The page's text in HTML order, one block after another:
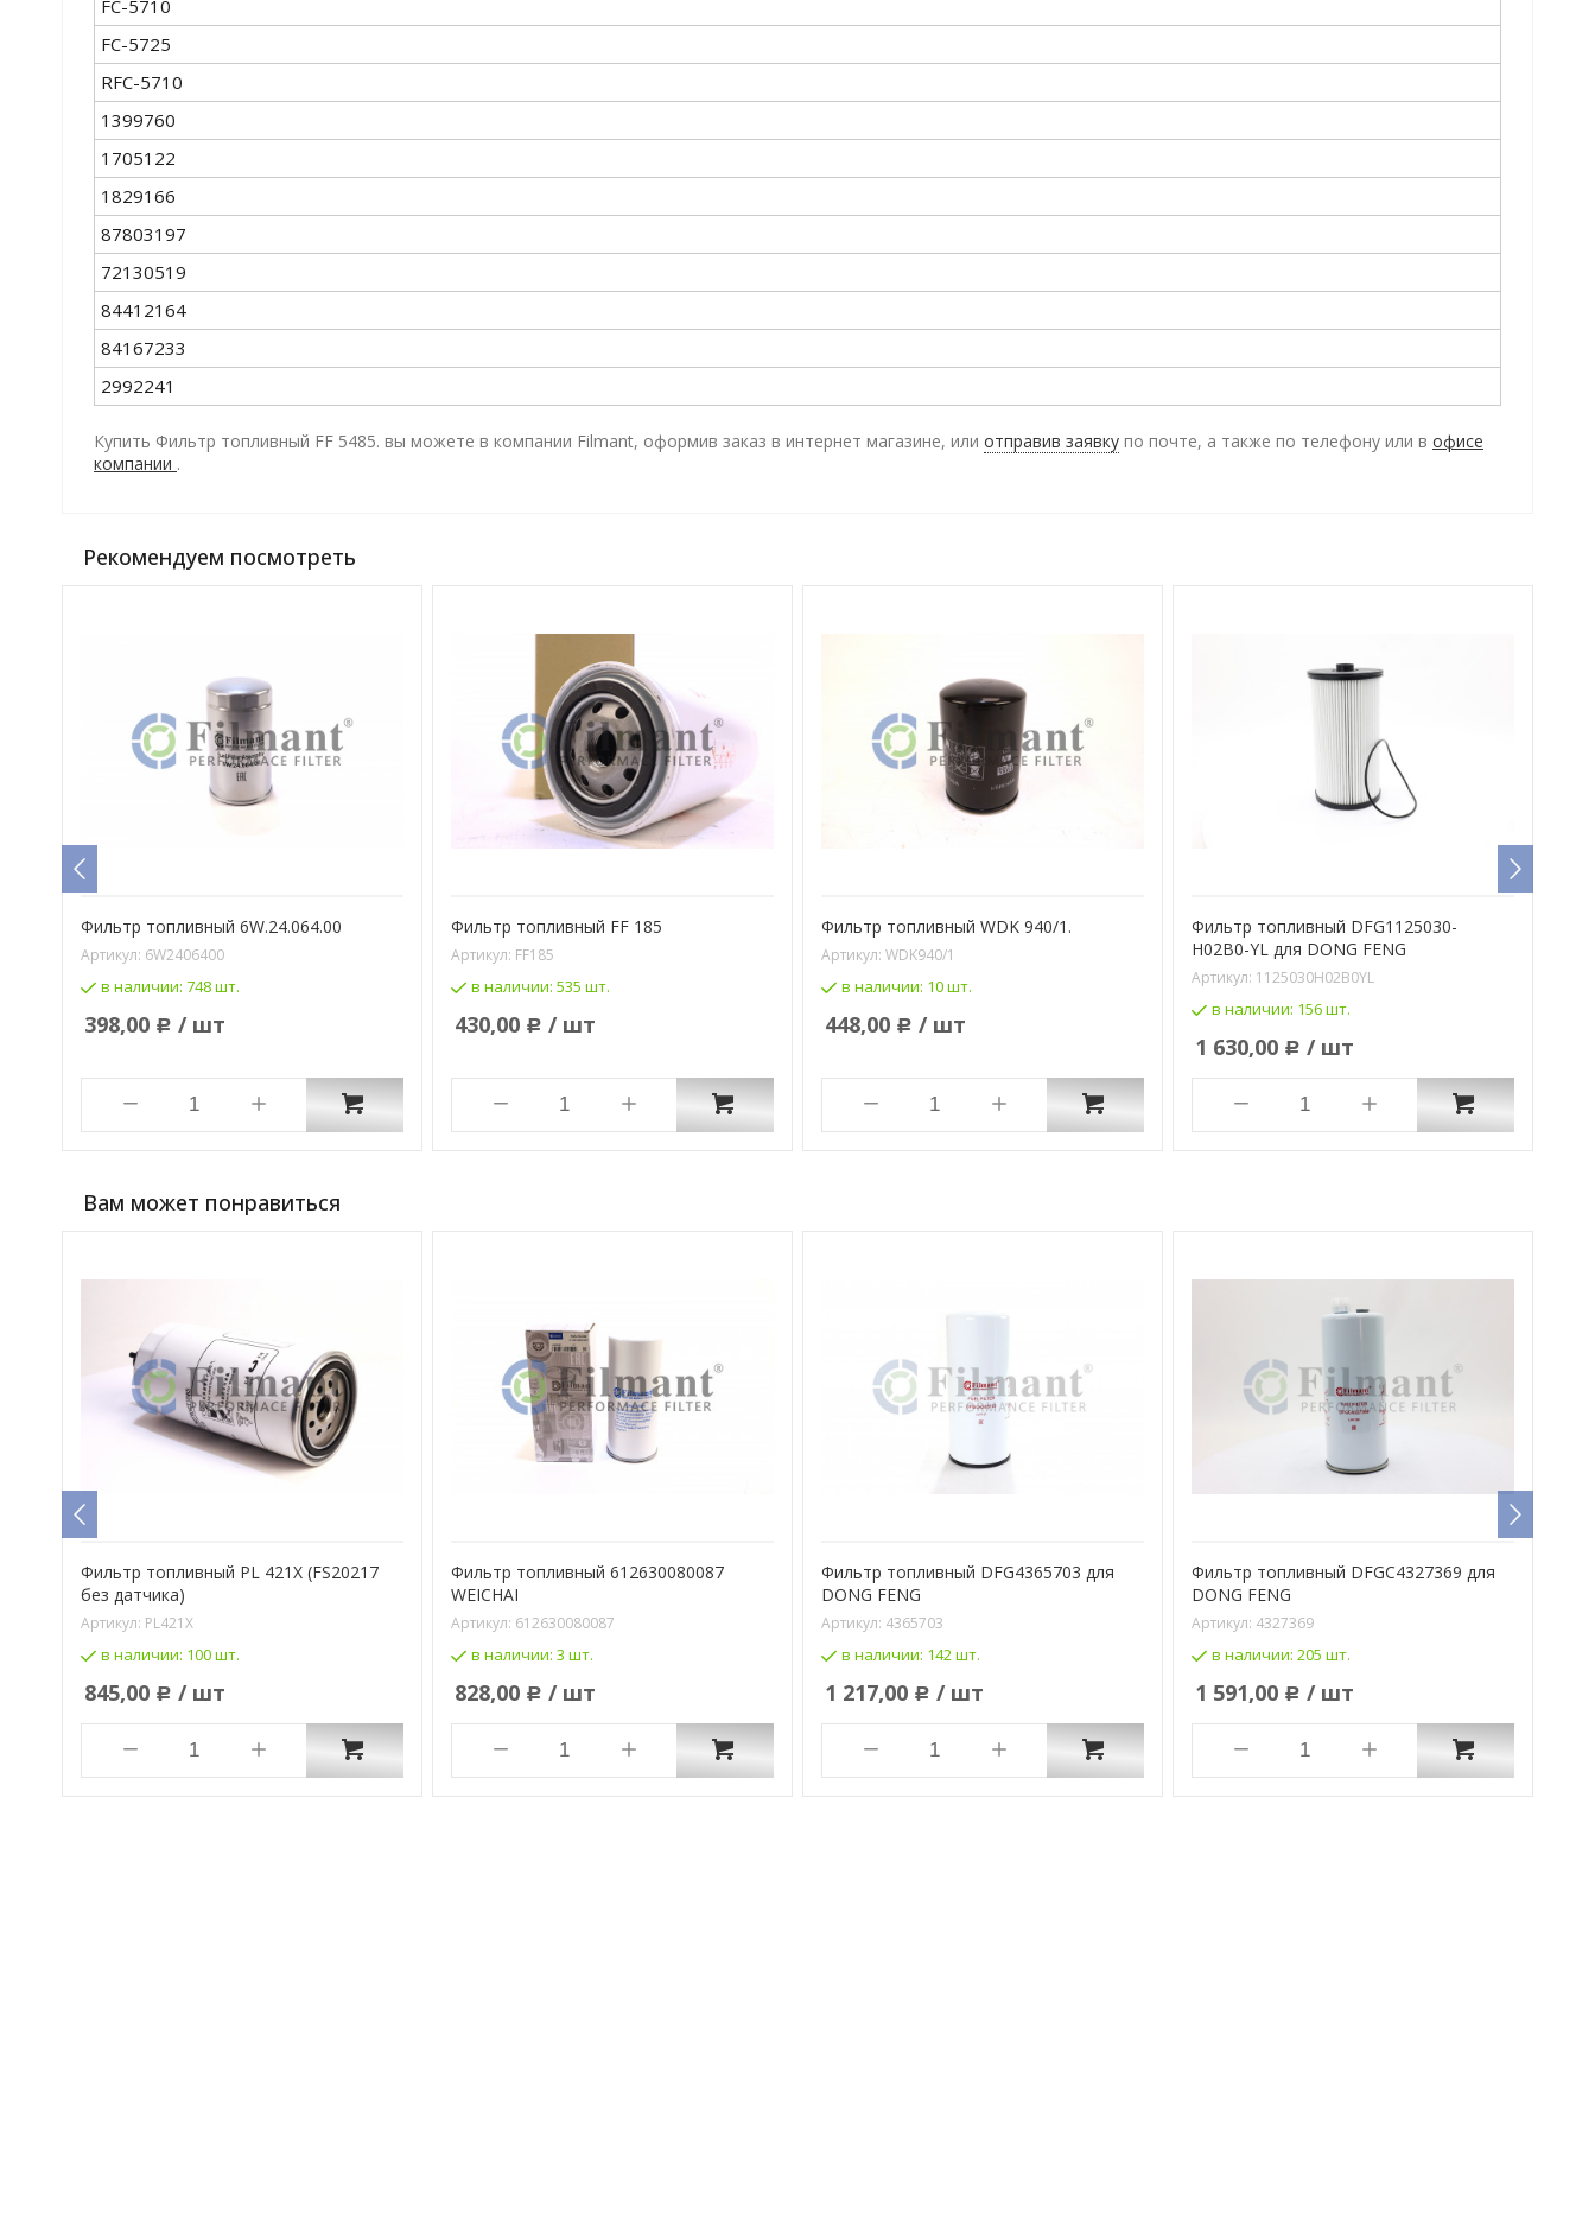
FC-5710
FC-5725
RFC-5710
1399760
1705122
1829166
87803197
72130519
84412164
84167233
2992241
Купить Фильтр топливный FF 5485. вы можете в компании Filmant, оформив заказ в интернет магазине, или отправив заявку по почте, а также по телефону или в офисе
компании .
Рекомендуем посмотреть
Фильтр топливный 6W.24.064.00
Артикул: 6W2406400
в наличии: 748 шт.
398,00 Р / шт
Фильтр топливный FF 185
Артикул: FF185
в наличии: 535 шт.
430,00 Р / шт
Фильтр топливный WDK 940/1.
Артикул: WDK940/1
в наличии: 10 шт.
448,00 Р / шт
Фильтр топливный DFG1125030-
H02B0-YL для DONG FENG
Артикул: 1125030H02B0YL
в наличии: 156 шт.
1 630,00 Р / шт
Вам может понравиться
Фильтр топливный PL 421X (FS20217
без датчика)
Артикул: PL421X
в наличии: 100 шт.
845,00 Р / шт
Фильтр топливный 612630080087
WEICHAI
Артикул: 612630080087
в наличии: 3 шт.
828,00 Р / шт
Фильтр топливный DFG4365703 для
DONG FENG
Артикул: 4365703
в наличии: 142 шт.
1 217,00 Р / шт
Фильтр топливный DFGC4327369 для
DONG FENG
Артикул: 4327369
в наличии: 205 шт.
1 591,00 Р / шт